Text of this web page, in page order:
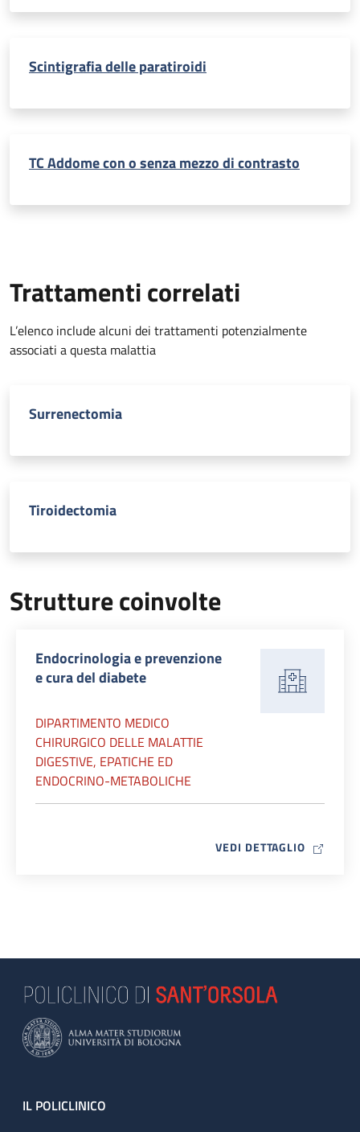
Scintigrafia delle paratiroidi
TC Addome con o senza mezzo di contrasto
Trattamenti correlati
L’elenco include alcuni dei trattamenti potenzialmente
associati a questa malattia
Surrenectomia
Tiroidectomia
Strutture coinvolte
Endocrinologia e prevenzione
e cura del diabete
DIPARTIMENTO MEDICO
CHIRURGICO DELLE MALATTIE
DIGESTIVE, EPATICHE ED
ENDOCRINO-METABOLICHE
VEDI DETTAGLIO MAP ICON
Footer
IL POLICLINICO